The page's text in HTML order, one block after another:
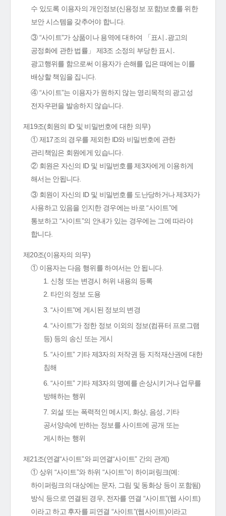
수 있도록 이용자의 개인정보(신용정보 포함)보호를 위한
보안 시스템을 갖추어야 합니다.
③ “사이트”가 상품이나 용역에 대하여 「표시․광고의
공정화에 관한 법률」 제3조 소정의 부당한 표시․
광고행위를 함으로써 이용자가 손해를 입은 때에는 이를
배상할 책임을 집니다.
④ “사이트”는 이용자가 원하지 않는 영리목적의 광고성
전자우편을 발송하지 않습니다.
제19조(회원의 ID 및 비밀번호에 대한 의무)
① 제17조의 경우를 제외한 ID와 비밀번호에 관한
관리책임은 회원에게 있습니다.
② 회원은 자신의 ID 및 비밀번호를 제3자에게 이용하게
해서는 안됩니다.
③ 회원이 자신의 ID 및 비밀번호를 도난당하거나 제3자가
사용하고 있음을 인지한 경우에는 바로 “사이트”에
통보하고 “사이트”의 안내가 있는 경우에는 그에 따라야
합니다.
제20조(이용자의 의무)
① 이용자는 다음 행위를 하여서는 안 됩니다.
1. 신청 또는 변경시 허위 내용의 등록
2. 타인의 정보 도용
3. “사이트”에 게시된 정보의 변경
4. “사이트”가 정한 정보 이외의 정보(컴퓨터 프로그램
등) 등의 송신 또는 게시
5. “사이트” 기타 제3자의 저작권 등 지적재산권에 대한
침해
6. “사이트” 기타 제3자의 명예를 손상시키거나 업무를
방해하는 행위
7. 외설 또는 폭력적인 메시지, 화상, 음성, 기타
공서양속에 반하는 정보를 사이트에 공개 또는
게시하는 행위
제21조(연결“사이트”와 피연결“사이트” 간의 관계)
① 상위 “사이트”와 하위 “사이트”이 하이퍼링크(예:
하이퍼링크의 대상에는 문자, 그림 및 동화상 등이 포함됨)
방식 등으로 연결된 경우, 전자를 연결 “사이트”(웹 사이트)
이라고 하고 후자를 피연결 “사이트”(웹사이트)이라고